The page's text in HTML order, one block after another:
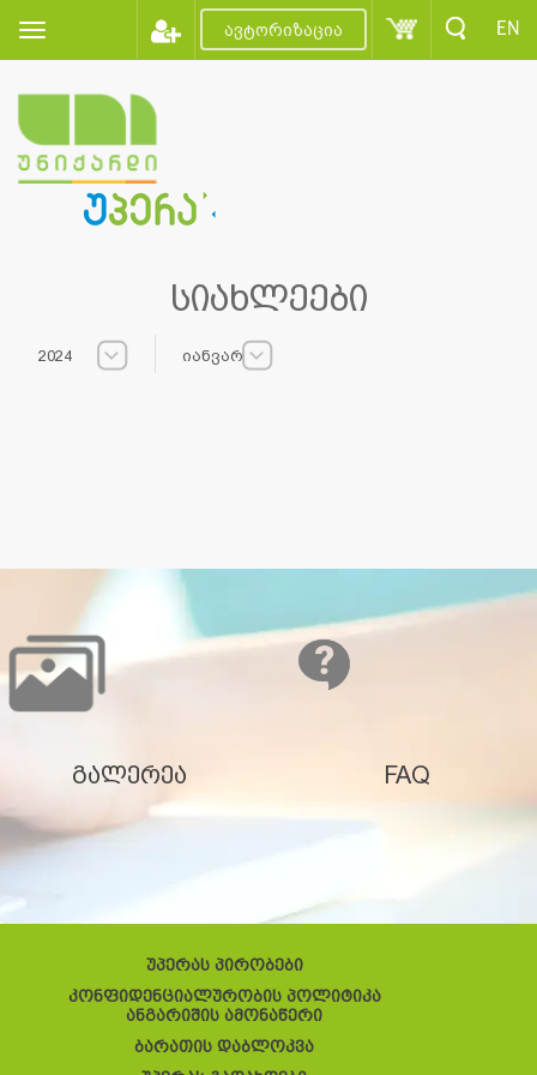
ავტორიზაცია EN
სიახლეები
2024 იანვარი
გალერეა FAQ
უპერას პირობები
კონფიდენციალურობის პოლიტიკა
ანგარიშის ამონაწერი
ბარათის დაბლოკვა